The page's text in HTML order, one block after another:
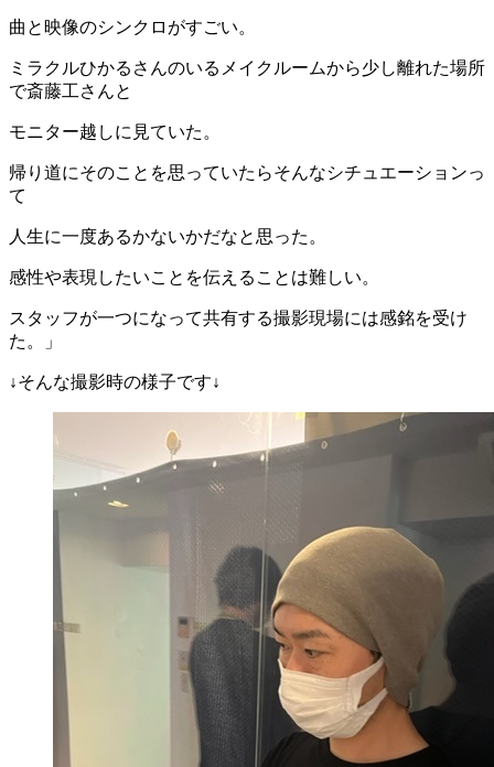
曲と映像のシンクロがすごい。
ミラクルひかるさんのいるメイクルームから少し離れた場所
で斎藤工さんと
モニター越しに見ていた。
帰り道にそのことを思っていたらそんなシチュエーションっ
て
人生に一度あるかないかだなと思った。
感性や表現したいことを伝えることは難しい。
スタッフが一つになって共有する撮影現場には感銘を受け
た。」
↓そんな撮影時の様子です↓